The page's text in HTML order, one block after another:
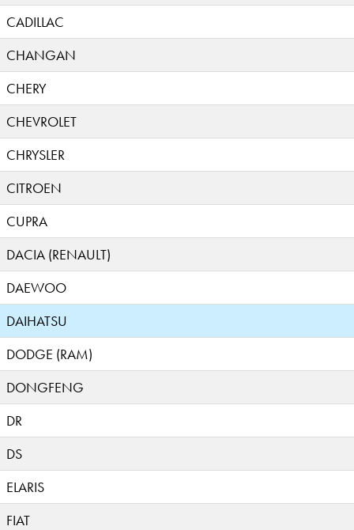
CADILLAC
CHANGAN
CHERY
CHEVROLET
CHRYSLER
CITROEN
CUPRA
DACIA (RENAULT)
DAEWOO
DAIHATSU
DODGE (RAM)
DONGFENG
DR
DS
ELARIS
FIAT